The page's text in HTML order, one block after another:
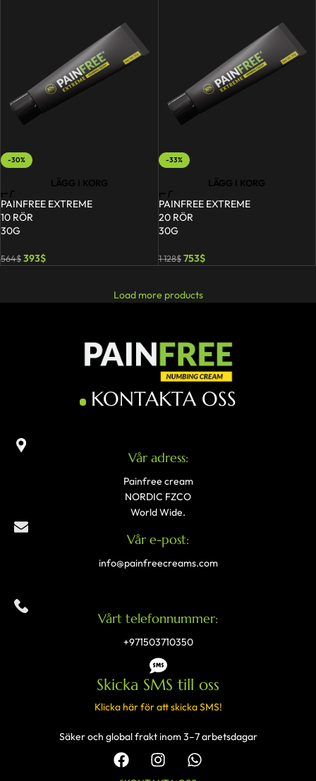
-30%
LÄGG I KORG
PAINFREE EXTREME
10 RÖR
30G
564$393$
-33%
LÄGG I KORG
PAINFREE EXTREME
20 RÖR
30G
1 128$ 753$
Load more products
KONTAKTA OSS
Vår adress:
Painfree cream
NORDIC FZCO
World Wide.
Vår e-post:
info@painfreecreams.com
Vårt telefonnummer:
+971503710350
Skicka SMS till oss
Klicka här för att skicka SMS!
Säker och global frakt inom 3–7 arbetsdagar